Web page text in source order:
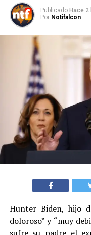
Publicado Hace 2
Por Notifalcon
Hunter Biden, hijo
doloroso” y “muy
sufre su padre el